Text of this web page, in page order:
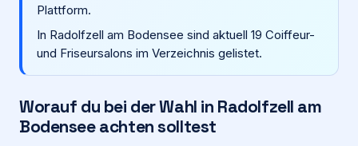
Firma eintragen
Plattform.
In Radolfzell am Bodensee sind aktuell 19 Coiffeur-
und Friseursalons im Verzeichnis gelistet.
Worauf du bei der Wahl in Radolfzell am
Bodenseeachten solltest